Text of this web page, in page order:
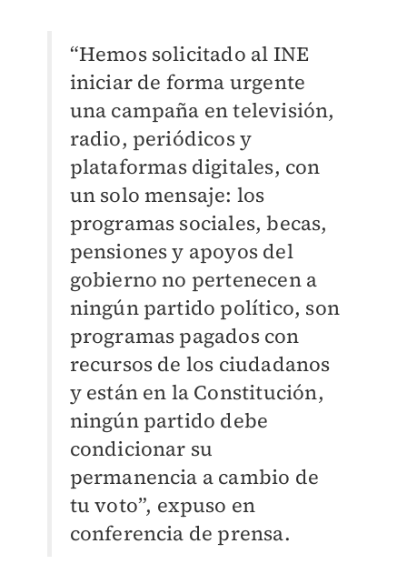
“Hemos solicitado al INE
iniciar de forma urgente
una campaña en televisión,
radio, periódicos y
plataformas digitales, con
un solo mensaje: los
programas sociales, becas,
pensiones y apoyos del
gobierno no pertenecen a
ningún partido político, son
programas pagados con
recursos de los ciudadanos
y están en la Constitución,
ningún partido debe
condicionar su
permanencia a cambio de
tu voto”, expuso en
conferencia de prensa.